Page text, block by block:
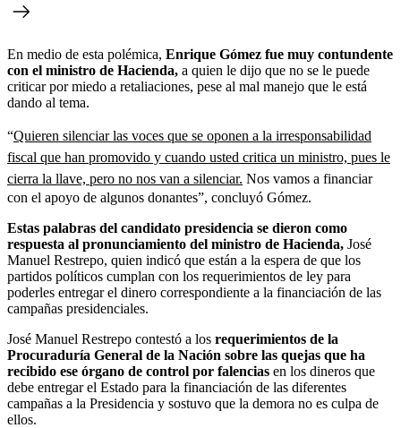
En medio de esta polémica, Enrique Gómez fue muy contundente
con el ministro de Hacienda, a quien le dijo que no se le puede
criticar por miedo a retaliaciones, pese al mal manejo que le está
dando al tema.
“Quieren silenciar las voces que se oponen a la irresponsabilidad
fiscal que han promovido y cuando usted critica un ministro, pues le
cierra la llave, pero no nos van a silenciar. Nos vamos a financiar
con el apoyo de algunos donantes”, concluyó Gómez.
Estas palabras del candidato presidencia se dieron como
respuesta al pronunciamiento del ministro de Hacienda, José
Manuel Restrepo, quien indicó que están a la espera de que los
partidos políticos cumplan con los requerimientos de ley para
poderles entregar el dinero correspondiente a la financiación de las
campañas presidenciales.
José Manuel Restrepo contestó a los requerimientos de la
Procuraduría General de la Nación sobre las quejas que ha
recibido ese órgano de control por falencias en los dineros que
debe entregar el Estado para la financiación de las diferentes
campañas a la Presidencia y sostuvo que la demora no es culpa de
ellos.